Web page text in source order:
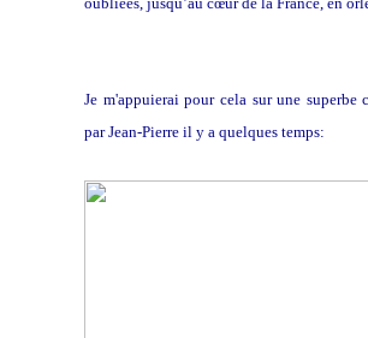
Je m'appuierai pour cela sur une superbe
par Jean-Pierre il y a quelques temps: